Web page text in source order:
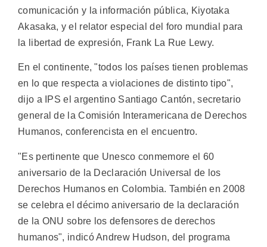
comunicación y la información pública, Kiyotaka
Akasaka, y el relator especial del foro mundial para
la libertad de expresión, Frank La Rue Lewy.
En el continente, "todos los países tienen problemas
en lo que respecta a violaciones de distinto tipo",
dijo a IPS el argentino Santiago Cantón, secretario
general de la Comisión Interamericana de Derechos
Humanos, conferencista en el encuentro.
"Es pertinente que Unesco conmemore el 60
aniversario de la Declaración Universal de los
Derechos Humanos en Colombia. También en 2008
se celebra el décimo aniversario de la declaración
de la ONU sobre los defensores de derechos
humanos", indicó Andrew Hudson, del programa